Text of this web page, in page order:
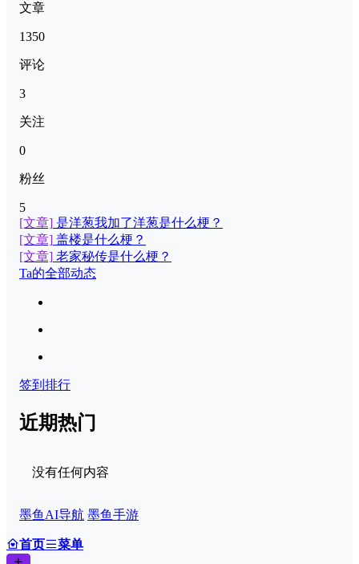
文章
1350
评论
3
关注
0
粉丝
5
[文章] 是洋葱我加了洋葱是什么梗？
[文章] 盖楼是什么梗？
[文章] 老家秘传是什么梗？
Ta的全部动态
签到排行
近期热门
没有任何内容
墨鱼AI导航 墨鱼手游
首页 菜单